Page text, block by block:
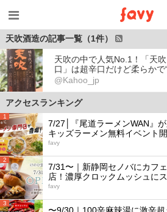
天吹酒造の記事一覧（1件）
天吹の中で人気No.1！「天
口」は超辛口だけど柔らかで
@Kahoo_jp
アクセスランキング
1
7/27│『尾道ラーメンWAN』
キッズラーメン無料イベント
favy
2
7/31〜｜新静岡セノバにカフ
店！濃厚クロックムッシュに
favy
3
〜9/30｜100辛麻辣湯に激辛超